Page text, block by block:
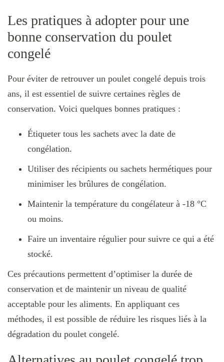
Les pratiques à adopter pour une
bonne conservation du poulet
congelé
Pour éviter de retrouver un poulet congelé depuis trois
ans, il est essentiel de suivre certaines règles de
conservation. Voici quelques bonnes pratiques :
Étiqueter tous les sachets avec la date de
congélation.
Utiliser des récipients ou sachets hermétiques pour
minimiser les brûlures de congélation.
Maintenir la température du congélateur à -18 °C
ou moins.
Faire un inventaire régulier pour suivre ce qui a été
stocké.
Ces précautions permettent d’optimiser la durée de
conservation et de maintenir un niveau de qualité
acceptable pour les aliments. En appliquant ces
méthodes, il est possible de réduire les risques liés à la
dégradation du poulet congelé.